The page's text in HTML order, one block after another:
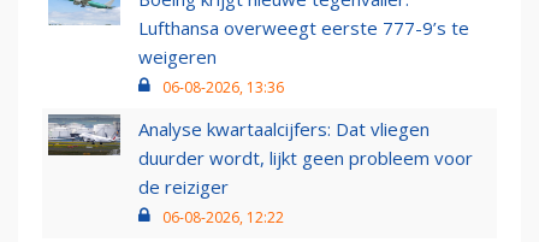
Lufthansa overweegt eerste 777-9’s te
weigeren
06-08-2026, 13:36
Analyse kwartaalcijfers: Dat vliegen
duurder wordt, lijkt geen probleem voor
de reiziger
06-08-2026, 12:22